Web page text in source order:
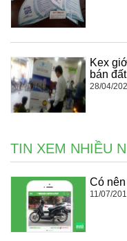
Kex
bán
28/04/
TIN XEM NHIỀU
Có
11/07/